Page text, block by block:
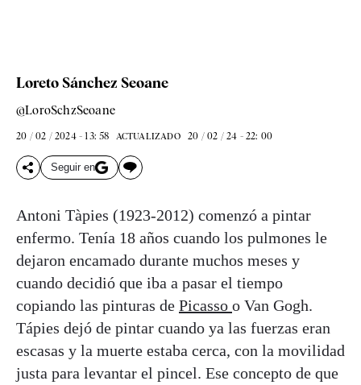
Loreto Sánchez Seoane
@LoroSchzSeoane
20 / 02 / 2024 - 13: 58 ACTUALIZADO 20 / 02 / 24 - 22: 00
Seguir en
Antoni Tàpies (1923-2012) comenzó a pintar
enfermo. Tenía 18 años cuando los pulmones le
dejaron encamado durante muchos meses y
cuando decidió que iba a pasar el tiempo
copiando las pinturas de Picasso o Van Gogh.
Tápies dejó de pintar cuando ya las fuerzas eran
escasas y la muerte estaba cerca, con la movilidad
justa para levantar el pincel. Ese concepto de que